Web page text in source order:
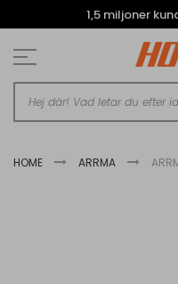
1,5 miljoner
HOME ARRMA